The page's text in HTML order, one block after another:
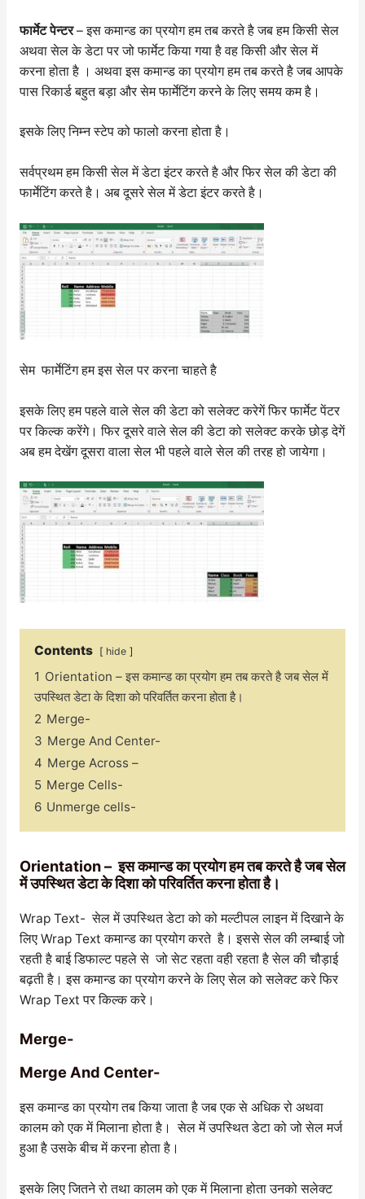
फार्मेट पेन्टर– इस कमान्ड का प्रयोग हम तब करते है जब हम किसी सेल
अथवा सेल के डेटा पर जो फार्मेट किया गया है वह किसी और सेल में
करना होता है । अथवा इस कमान्ड का प्रयोग हम तब करते है जब आपके
पास रिकार्ड बहुत बड़ा और सेम फार्मेटिंग करने के लिए समय कम है।
इसके लिए निम्न स्टेप को फालो करना होता है।
सर्वप्रथम हम किसी सेल में डेटा इंटर करते है और फिर सेल की डेटा की
फार्मेटिंग करते है। अब दूसरे सेल में डेटा इंटर करते है।
सेम फार्मेटिंग हम इस सेल पर करना चाहते है
इसके लिए हम पहले वाले सेल की डेटा को सलेक्ट करेगें फिर फार्मेट पेंटर
पर किल्क करेंगे। फिर दूसरे वाले सेल की डेटा को सलेक्ट करके छोड़ देगें
अब हम देखेंग दूसरा वाला सेल भी पहले वाले सेल की तरह हो जायेगा।
Contents hide
1 Orientation – इस कमान्ड का प्रयोग हम तब करते है जब सेल में
उपस्थित डेटा के दिशा को परिवर्तित करना होता है।
2 Merge-
3 Merge And Center-
4 Merge Across –
5 Merge Cells-
6 Unmerge cells-
Orientation – इस कमान्ड का प्रयोग हम तब करते है जब सेल
में उपस्थित डेटा के दिशा को परिवर्तित करना होता है।
Wrap Text- सेल में उपस्थित डेटा को को मल्टीपल लाइन में दिखाने के
लिए Wrap Text कमान्ड का प्रयोग करते है। इससे सेल की लम्बाई जो
रहती है बाई डिफाल्ट पहले से जो सेट रहता वही रहता है सेल की चौड़ाई
बढ़ती है। इस कमान्ड का प्रयोग करने के लिए सेल को सलेक्ट करे फिर
Wrap Text पर किल्क करे।
Merge-
Merge And Center-
इस कमान्ड का प्रयोग तब किया जाता है जब एक से अधिक रो अथवा
कालम को एक में मिलाना होता है। सेल में उपस्थित डेटा को जो सेल मर्ज
हुआ है उसके बीच में करना होता है।
इसके लिए जितने रो तथा कालम को एक में मिलाना होता उनको सलेक्ट